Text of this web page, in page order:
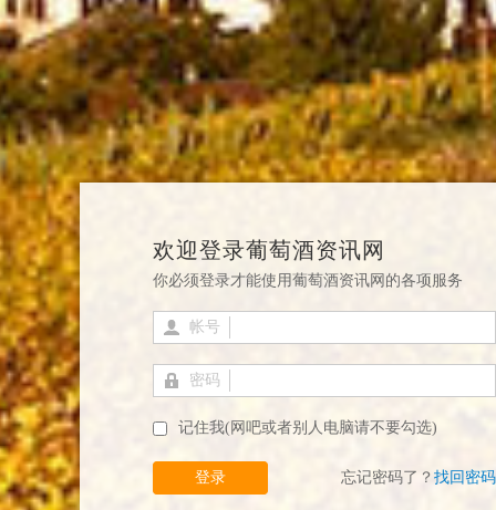
欢迎登录葡萄酒资讯网
你必须登录才能使用葡萄酒资讯网的各项服务
帐号
密码
记住我(网吧或者别人电脑请不要勾选)
登录 忘记密码了？ 找回密码